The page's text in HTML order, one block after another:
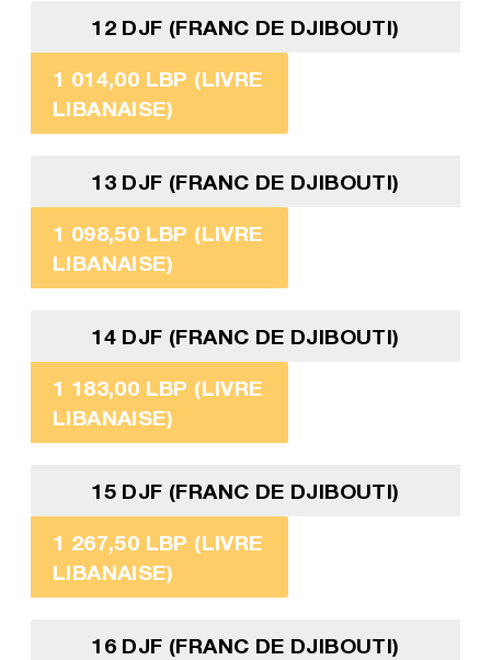
12 DJF (FRANC DE DJIBOUTI)
1 014,00 LBP (LIVRE
LIBANAISE)
13 DJF (FRANC DE DJIBOUTI)
1 098,50 LBP (LIVRE
LIBANAISE)
14 DJF (FRANC DE DJIBOUTI)
1 183,00 LBP (LIVRE
LIBANAISE)
15 DJF (FRANC DE DJIBOUTI)
1 267,50 LBP (LIVRE
LIBANAISE)
16 DJF (FRANC DE DJIBOUTI)